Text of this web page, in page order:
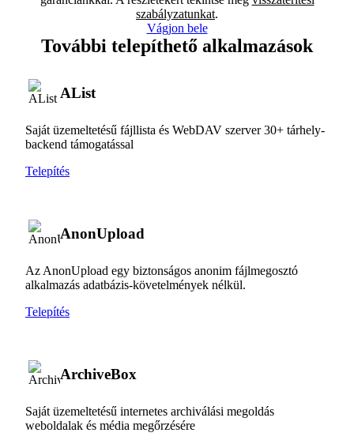
szabályzatunkat.
Vágjon bele
További telepíthető alkalmazások
AList
Saját üzemeltetésű fájllista és WebDAV szerver 30+ tárhely-
backend támogatással
Telepítés
AnonUpload
Az AnonUpload egy biztonságos anonim fájlmegosztó
alkalmazás adatbázis-követelmények nélkül.
Telepítés
ArchiveBox
Saját üzemeltetésű internetes archiválási megoldás
weboldalak és média megőrzésére